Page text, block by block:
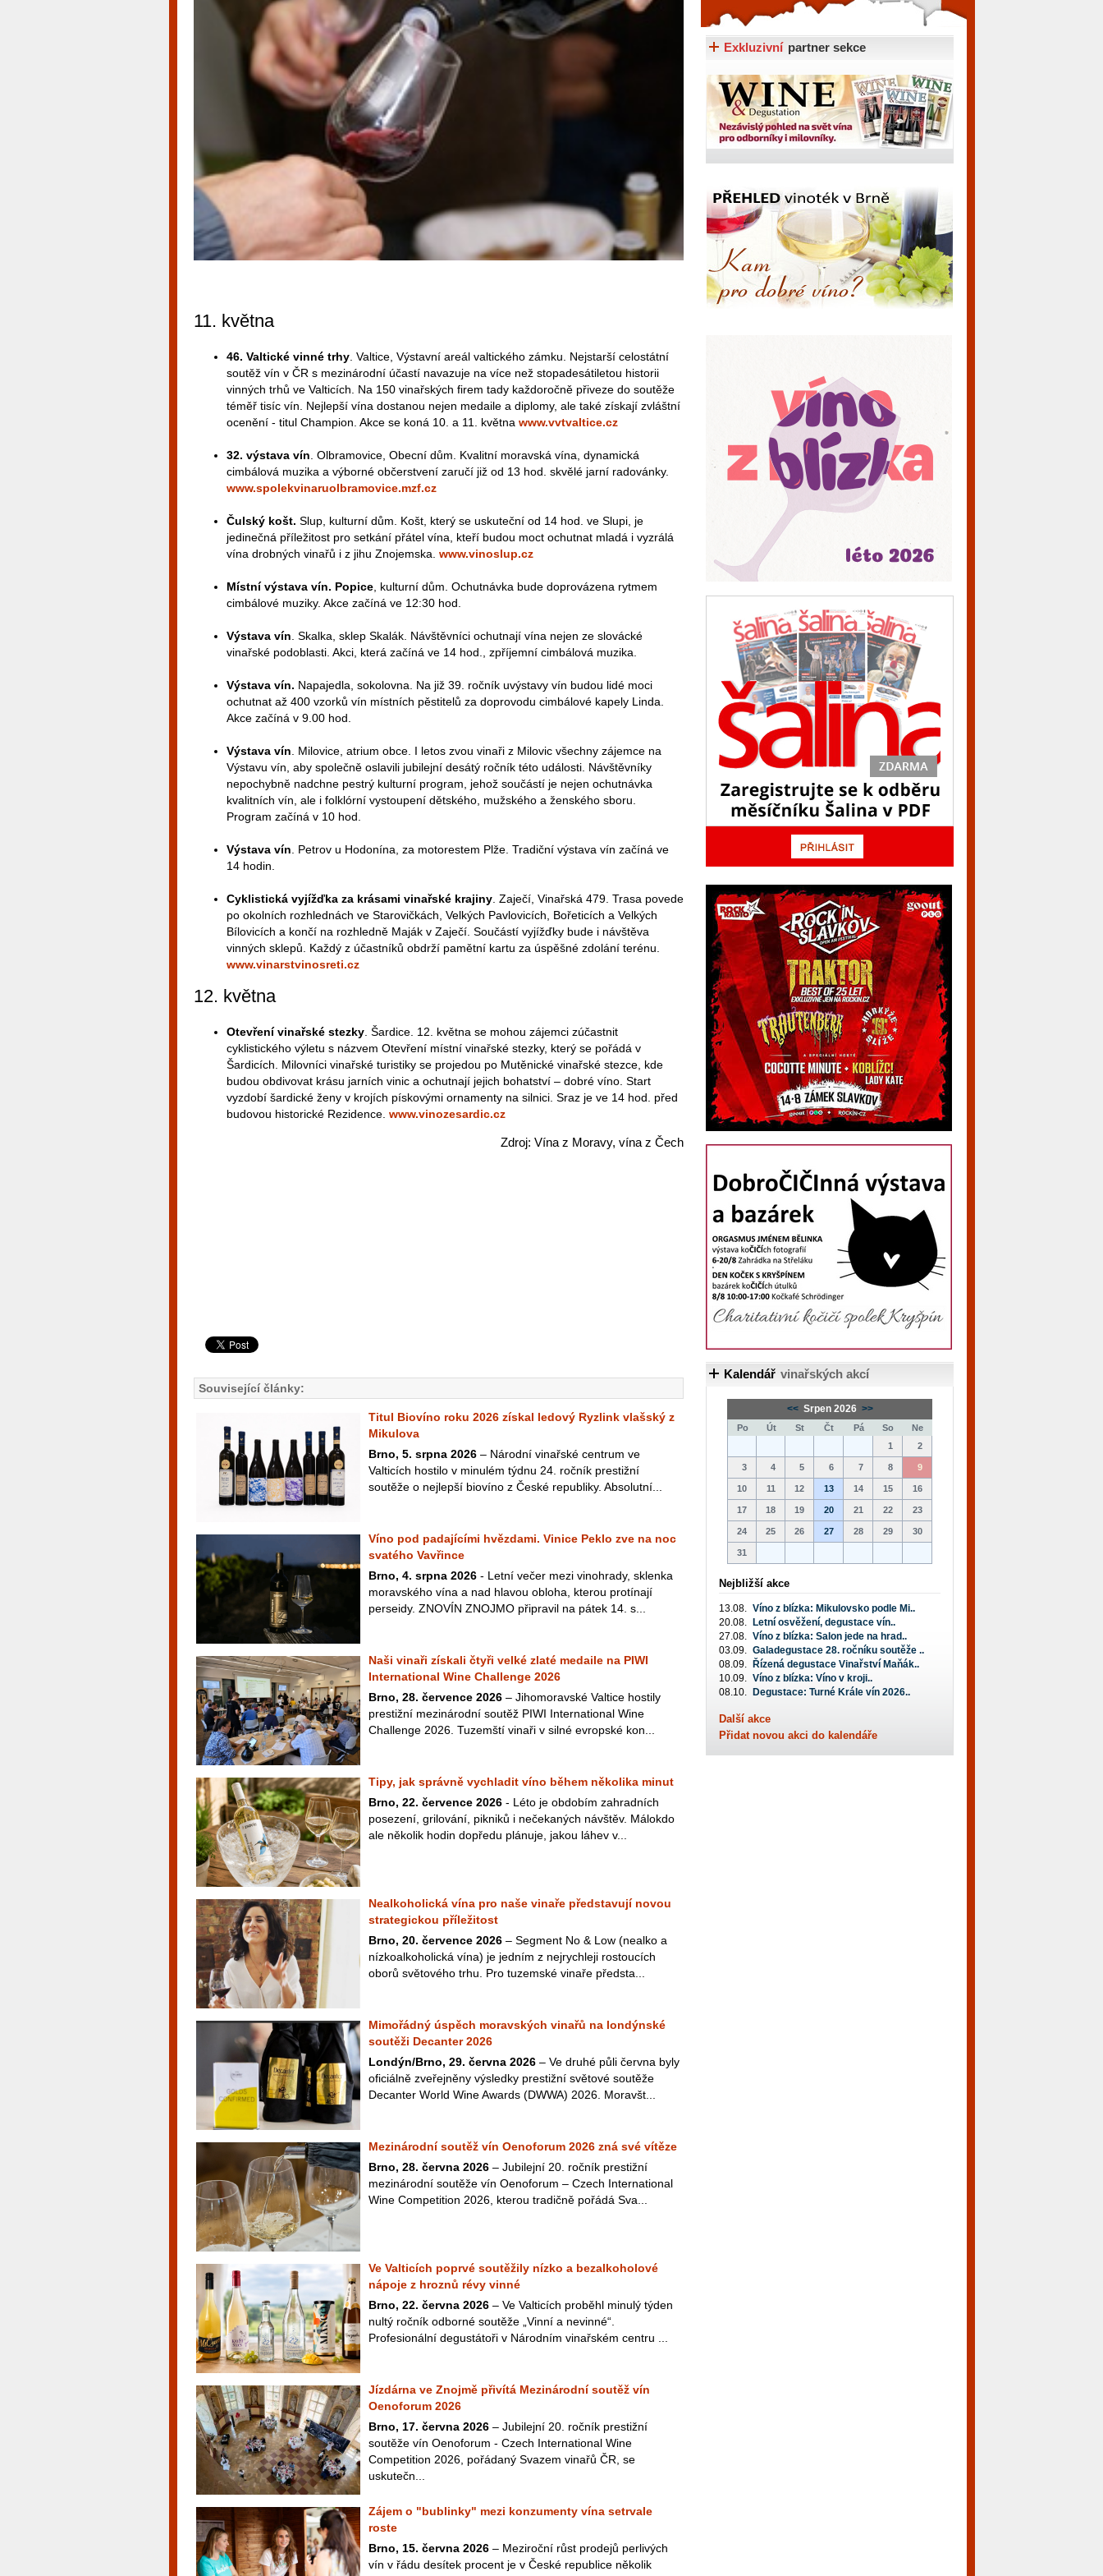
11. května
46. Valtické vinné trhy . Valtice, Výstavní areál valtického zámku. Nejstarší celostátní
soutěž vín v ČR s mezinárodní účastí navazuje na více než stopadesátiletou historii
vinných trhů ve Valticích. Na 150 vinařských firem tady každoročně přiveze do soutěže
téměř tisíc vín. Nejlepší vína dostanou nejen medaile a diplomy, ale také získají zvláštní
ocenění - titul Champion. Akce se koná 10. a 11. května www.vvtvaltice.cz
32. výstava vín . Olbramovice, Obecní dům. Kvalitní moravská vína, dynamická
cimbálová muzika a výborné občerstvení zaručí již od 13 hod. skvělé jarní radovánky.
www.spolekvinaruolbramovice.mzf.cz
Čulský košt. Slup, kulturní dům. Košt, který se uskuteční od 14 hod. ve Slupi, je
jedinečná příležitost pro setkání přátel vína, kteří budou moct ochutnat mladá i vyzrálá
vína drobných vinařů i z jihu Znojemska. www.vinoslup.cz
Místní výstava vín. Popice , kulturní dům. Ochutnávka bude doprovázena rytmem
cimbálové muziky. Akce začíná ve 12:30 hod.
Výstava vín . Skalka, sklep Skalák. Návštěvníci ochutnají vína nejen ze slovácké
vinařské podoblasti. Akci, která začíná ve 14 hod., zpříjemní cimbálová muzika.
Výstava vín. Napajedla, sokolovna. Na již 39. ročník uvýstavy vín budou lidé moci
ochutnat až 400 vzorků vín místních pěstitelů za doprovodu cimbálové kapely Linda.
Akce začíná v 9.00 hod.
Výstava vín . Milovice, atrium obce. I letos zvou vinaři z Milovic všechny zájemce na
Výstavu vín, aby společně oslavili jubilejní desátý ročník této události. Návštěvníky
nepochybně nadchne pestrý kulturní program, jehož součástí je nejen ochutnávka
kvalitních vín, ale i folklórní vystoupení dětského, mužského a ženského sboru.
Program začíná v 10 hod.
Výstava vín . Petrov u Hodonína, za motorestem Plže. Tradiční výstava vín začíná ve
14 hodin.
Cyklistická vyjížďka za krásami vinařské krajiny . Zaječí, Vinařská 479. Trasa povede
po okolních rozhlednách ve Starovičkách, Velkých Pavlovicích, Bořeticích a Velkých
Bílovicích a končí na rozhledně Maják v Zaječí. Součástí vyjížďky bude i návštěva
vinných sklepů. Každý z účastníků obdrží pamětní kartu za úspěšné zdolání terénu.
www.vinarstvinosreti.cz
12. května
Otevření vinařské stezky . Šardice. 12. května se mohou zájemci zúčastnit
cyklistického výletu s názvem Otevření místní vinařské stezky, který se pořádá v
Šardicích. Milovníci vinařské turistiky se projedou po Mutěnické vinařské stezce, kde
budou obdivovat krásu jarních vinic a ochutnají jejich bohatství – dobré víno. Start
vyzdobí šardické ženy v krojích pískovými ornamenty na silnici. Sraz je ve 14 hod. před
budovou historické Rezidence. www.vinozesardic.cz
Zdroj: Vína z Moravy, vína z Čech
Související články:
Titul Biovíno roku 2026 získal ledový Ryzlink vlašský z
Mikulova
Brno, 5. srpna 2026 – Národní vinařské centrum ve
Valticích hostilo v minulém týdnu 24. ročník prestižní
soutěže o nejlepší biovíno z České republiky. Absolutní...
Víno pod padajícími hvězdami. Vinice Peklo zve na noc
svatého Vavřince
Brno, 4. srpna 2026 - Letní večer mezi vinohrady, sklenka
moravského vína a nad hlavou obloha, kterou protínají
perseidy. ZNOVÍN ZNOJMO připravil na pátek 14. s...
Naši vinaři získali čtyři velké zlaté medaile na PIWI
International Wine Challenge 2026
Brno, 28. července 2026 – Jihomoravské Valtice hostily
prestižní mezinárodní soutěž PIWI International Wine
Challenge 2026. Tuzemští vinaři v silné evropské kon...
Tipy, jak správně vychladit víno během několika minut
Brno, 22. července 2026 - Léto je obdobím zahradních
posezení, grilování, pikniků i nečekaných návštěv. Málokdo
ale několik hodin dopředu plánuje, jakou láhev v...
Nealkoholická vína pro naše vinaře představují novou
strategickou příležitost
Brno, 20. července 2026 – Segment No & Low (nealko a
nízkoalkoholická vína) je jedním z nejrychleji rostoucích
oborů světového trhu. Pro tuzemské vinaře předsta...
Mimořádný úspěch moravských vinařů na londýnské
soutěži Decanter 2026
Londýn/Brno, 29. června 2026 – Ve druhé půli června byly
oficiálně zveřejněny výsledky prestižní světové soutěže
Decanter World Wine Awards (DWWA) 2026. Moravšt...
Mezinárodní soutěž vín Oenoforum 2026 zná své vítěze
Brno, 28. června 2026 – Jubilejní 20. ročník prestižní
mezinárodní soutěže vín Oenoforum – Czech International
Wine Competition 2026, kterou tradičně pořádá Sva...
Ve Valticích poprvé soutěžily nízko a bezalkoholové
nápoje z hroznů révy vinné
Brno, 22. června 2026 – Ve Valticích proběhl minulý týden
nultý ročník odborné soutěže „Vinní a nevinné“.
Profesionální degustátoři v Národním vinařském centru ...
Jízdárna ve Znojmě přivítá Mezinárodní soutěž vín
Oenoforum 2026
Brno, 17. června 2026 – Jubilejní 20. ročník prestižní
soutěže vín Oenoforum - Czech International Wine
Competition 2026, pořádaný Svazem vinařů ČR, se
uskutečn...
Zájem o "bublinky" mezi konzumenty vína setrvale
roste
Brno, 15. června 2026 – Meziroční růst prodejů perlivých
vín v řádu desítek procent je v České republice několik
Exkluzivní partner sekce
Kalendář vinařských akcí
<< Srpen 2026 >>
Po Út St Čt Pá So
Ne
1
2
3 4 5 6 7 8 9
10 11 12 13 14 15 16
17 18 19 20 21 22 23
24 25 26 27 28 29 30
31
Nejbližší akce
13.08. Víno z blízka: Mikulovsko podle Mi..
20.08.
Letní osvěžení, degustace vín..
27.08. Víno z blízka: Salon jede na hrad..
03.09. Galadegustace 28. ročníku soutěže ..
08.09.
Řízená degustace Vinařství Maňák..
10.09. Víno z blízka: Víno v kroji..
08.10.
Degustace: Turné Krále vín 2026..
Další akce
Přidat novou akci do kalendáře